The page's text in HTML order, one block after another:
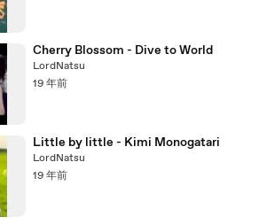
Cherry Blossom - Dive to World
LordNatsu
19 年前
Little by little - Kimi Monogatari
LordNatsu
19 年前